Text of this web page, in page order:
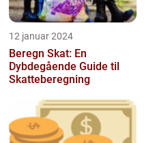
12 januar 2024
Beregn Skat: En
Dybdegående Guide til
Skatteberegning